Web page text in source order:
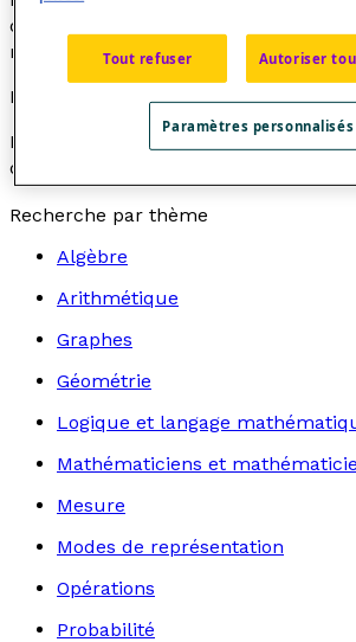
d'évaluer le volume d'un objet, ce
mesure de l'espace occupé par cet
Notation
La notation du mètre cube est «
qui signifie « mètre cube ».
Recherche par thème
Algèbre
Arithmétique
Graphes
Géométrie
Logique et langage
Mathématiciens et
Mesure
Modes de représentation
Opérations
Probabilité
Tout refuser Autoriser
Paramètres personnalisés